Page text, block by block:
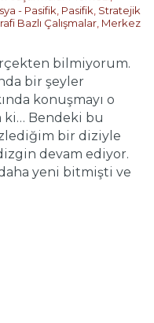
- Pasifik, Pasifik, Stratejik
Bazlı Çalışmalar, Merkez
bilmiyorum.
bir şeyler
konuşmayı o
ki… Bendeki bu
bir diziyle
devam ediyor.
yeni bitmişti ve